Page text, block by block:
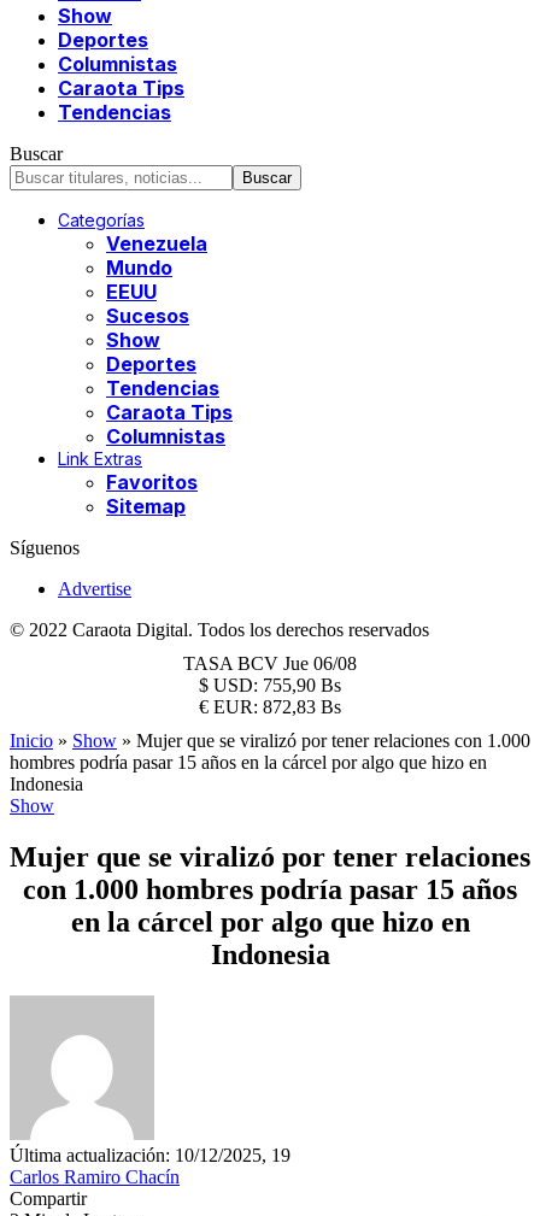
Show
Deportes
Columnistas
Caraota Tips
Tendencias
Buscar
Categorías
Venezuela
Mundo
EEUU
Sucesos
Show
Deportes
Tendencias
Caraota Tips
Columnistas
Link Extras
Favoritos
Sitemap
Síguenos
Advertise
© 2022 Caraota Digital. Todos los derechos reservados
TASA BCV Jue 06/08
$ USD: 755,90 Bs
€ EUR: 872,83 Bs
Inicio » Show » Mujer que se viralizó por tener relaciones con 1.000
hombres podría pasar 15 años en la cárcel por algo que hizo en
Indonesia
Show
Mujer que se viralizó por tener relaciones
con 1.000 hombres podría pasar 15 años
en la cárcel por algo que hizo en
Indonesia
Última actualización: 10/12/2025, 19
Carlos Ramiro Chacín
Compartir